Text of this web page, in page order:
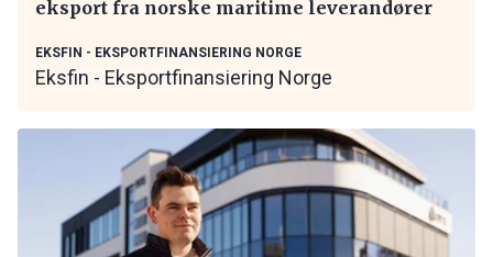
eksport fra norske maritime leverandører
EKSFIN - EKSPORTFINANSIERING NORGE
Eksfin - Eksportfinansiering Norge